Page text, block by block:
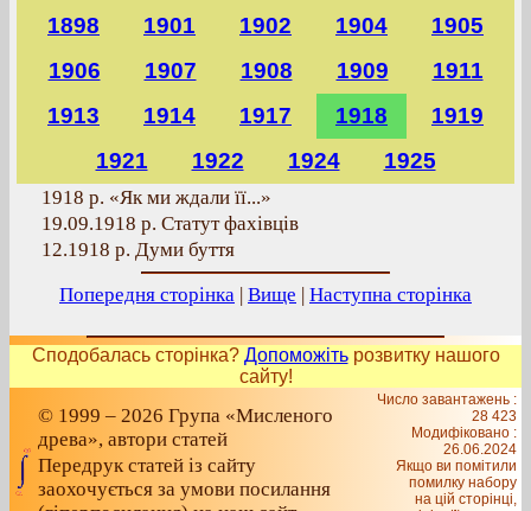
1898
1901 1902 1904
1905
1906
1907 1908 1909
1911
1913
1914 1917 1918
1919
1921
1922 1924 1925
1918 р. «Як ми ждали її...»
19.09.1918 р. Статут фахівців
12.1918 р. Думи буття
Попередня сторінка | Вище | Наступна сторінка
Сподобалась сторінка? Допоможітьрозвитку нашого
сайту!
© 1999 – 2026 Група «Мисленого
древа», автори статей
Передрук статей із сайту
заохочується за умови посилання
Число завантажень :
28 423
Модифіковано :
26.06.2024
Якщо ви помітили
помилку набору
на цiй сторiнцi,